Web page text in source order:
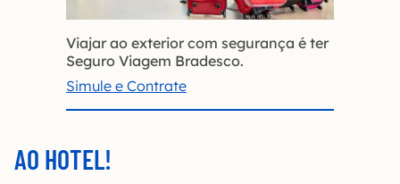
Viajar ao exterior com segurança é ter
Seguro Viagem Bradesco.
Simule e Contrate
AO HOTEL!